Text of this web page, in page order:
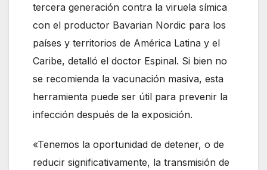
tercera generación contra la viruela símica
con el productor Bavarian Nordic para los
países y territorios de América Latina y el
Caribe, detalló el doctor Espinal. Si bien no
se recomienda la vacunación masiva, esta
herramienta puede ser útil para prevenir la
infección después de la exposición.
«Tenemos la oportunidad de detener, o de
reducir significativamente, la transmisión de